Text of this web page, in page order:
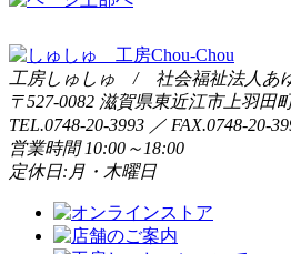
工房しゅしゅ / 社会福祉法人あ
〒527-0082 滋賀県東近江市上羽田
TEL.0748-20-3993 ／ FAX.0748-20-
営業時間 10:00～18:00
定休日:月・木曜日